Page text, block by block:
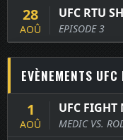
28
AOÛ
UFC RTU
EPISODE 3
EVÈNEMENTS UFC
1
AOÛ
UFC FIGHT
MEDIC VS.